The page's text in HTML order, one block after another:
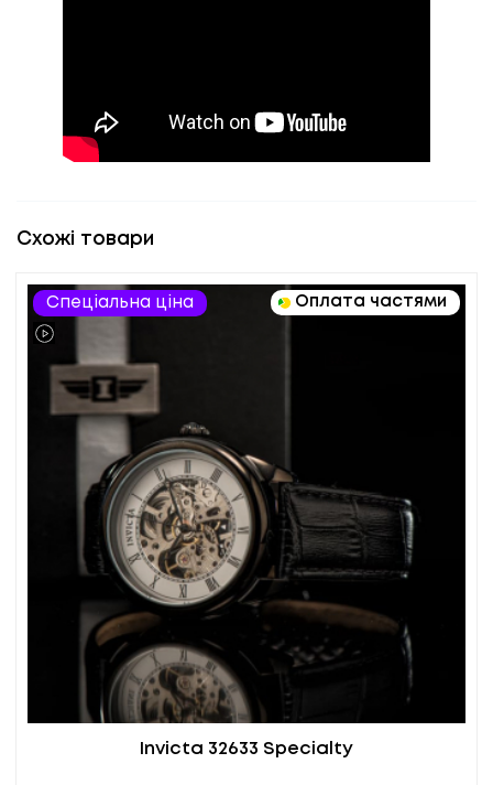
Схожі товари
Спеціальна ціна Оплата частями
Invicta 32633 Specialty